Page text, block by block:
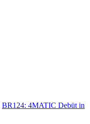
BR124: 4MATIC Debüt in